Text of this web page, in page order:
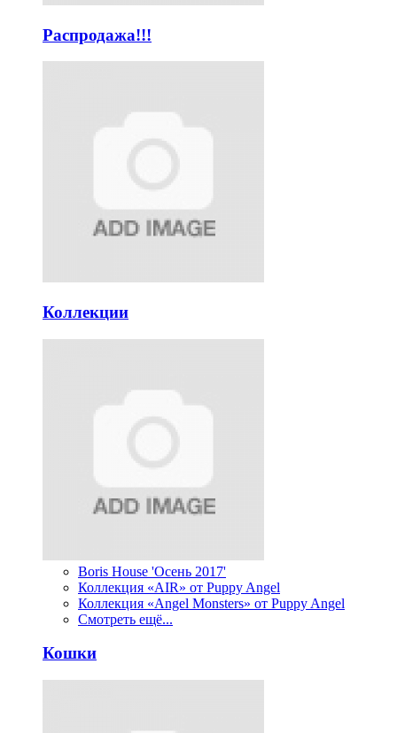
Распродажа!!!
Коллекции
Boris House 'Осень 2017'
Коллекция «AIR» от Puppy Angel
Коллекция «Angel Monsters» от Puppy Angel
Смотреть ещё...
Кошки